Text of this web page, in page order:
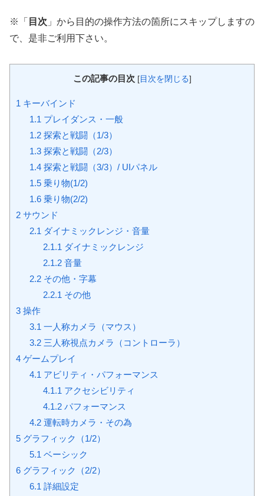
※「 目次 」から目的の操作方法の箇所にスキップしますの
で、是非ご利用下さい。
この記事の目次 [目次を閉じる]
1 キーバインド
1.1 プレイダンス・一般
1.2探索と戦闘（1/3）
1.3探索と戦闘（2/3）
1.4探索と戦闘（3/3）/ UIパネル
1.5乗り物(1/2)
1.6乗り物(2/2)
2 サウンド
2.1 ダイナミックレンジ・音量
2.1.1 ダイナミックレンジ
2.1.2音量
2.2その他・字幕
2.2.1 その他
3 操作
3.1 一人称カメラ（マウス）
3.2三人称視点カメラ（コントローラ）
4 ゲームプレイ
4.1 アビリティ・パフォーマンス
4.1.1 アクセシビリティ
4.1.2パフォーマンス
4.2運転時カメラ・その為
5 グラフィック（1/2）
5.1 ベーシック
6 グラフィック（2/2）
6.1 詳細設定